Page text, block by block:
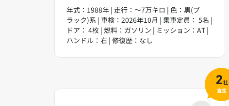
年式：1988年 | 走行：～7万キロ | 色：黒(ブ
ラック)系 | 車検：2026年10月 | 乗車定員： 5名 |
ドア： 4枚 | 燃料：ガソリン | ミッション：AT |
ハンドル：右 | 修復歴：なし
2社
査定